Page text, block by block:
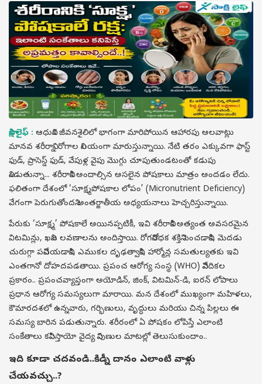
సాక్షి లైఫ్ : ఆధునిక జీవనశైలిలో భాగంగా మారిపోయిన ఆహారపు అలవాట్లు
మానవ శరీరాన్ని రోగాల నిలయంగా మారుస్తున్నాయి. నేటి తరం ఎక్కువగా ఫాస్ట్
ఫుడ్, ప్రాసెస్డ్ ఫుడ్, వేపుళ్ల వైపు మొగ్గు చూపుతుండటంతో కడుపు
నిండుతున్నా... శరీరానికి అందాల్సిన అసలైన పోషకాలు మాత్రం అందడం లేదు.
ఫలితంగా దేశంలో ‘సూక్ష్మపోషకాల లోపం’ (Micronutrient Deficiency)
వేగంగా పెరుగుతోందని అంతర్జాతీయ అధ్యయనాలు హెచ్చరిస్తున్నాయి.
పేరుకు ‘సూక్ష్మ’ పోషకాలే అయినప్పటికీ, ఇవి శరీరానికి అత్యంత అవసరమైన
విటమిన్లు, ఖనిజ లవణాలను అందిస్తాయి. రోగనిరోధక శక్తిని పెంచడానికి, మెదడు
చురుగ్గా పనిచేయడానికి, ఎముకల దృఢత్వానికి, హార్మోన్ల సమతుల్యతకు ఇవి
ఎంతగానో దోహదపడతాయి. ప్రపంచ ఆరోగ్య సంస్థ (WHO) నివేదికల
ప్రకారం.. ప్రపంచవ్యాప్తంగా అయోడిన్, జింక్, విటమిన్-డి, ఐరన్ లోపాలు
ప్రధాన ఆరోగ్య సమస్యలుగా మారాయి. మన దేశంలో ముఖ్యంగా మహిళలు,
కౌమారదశలో ఉన్నవారు, గర్భిణులు, వృద్ధులు మరియు చిన్న పిల్లలు ఈ
సమస్య బారిన పడుతున్నారు. శరీరంలో ఏ పోషకం లోపిస్తే ఎలాంటి
సంకేతాలు కనిపిస్తాయో వైద్య నిపుణుల మాటల్లో తెలుసుకుందాం..
ఇది కూడా చదవండి..కిడ్నీ దానం ఎలాంటి వాళ్లు
చేయవచ్చు..?